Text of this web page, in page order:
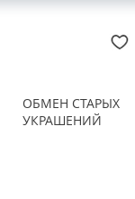
ОБМЕН СТАРЫХ
УКРАШЕНИЙ